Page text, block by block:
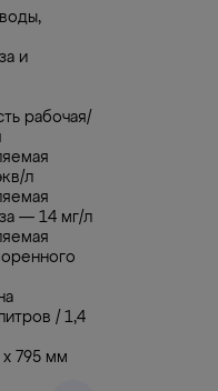
и
рабочая/
л
— 14 мг/л
/ 1,4
795 мм